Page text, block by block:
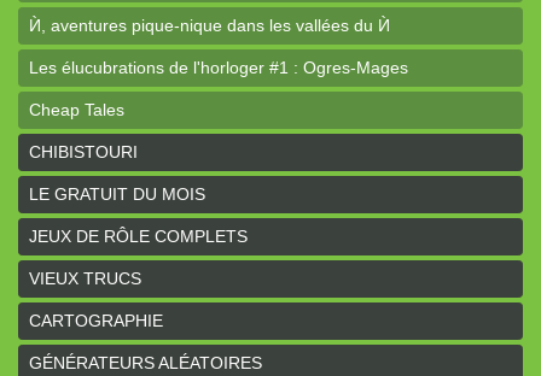
Ѝ, aventures pique-nique dans les vallées du Ѝ
Les élucubrations de l'horloger #1 : Ogres-Mages
Cheap Tales
Intrépides
Coeurs Vaillants - Aventures
Coeurs Vaillants - Ogres de gel
Coeurs Vaillants - Compagnon2
Les bas-reliefs des Ruines de Zeriphar
N.YX
CHIBISTOURI
LE GRATUIT DU MOIS
JEUX DE RÔLE COMPLETS
VIEUX TRUCS
CARTOGRAPHIE
GÉNÉRATEURS ALÉATOIRES